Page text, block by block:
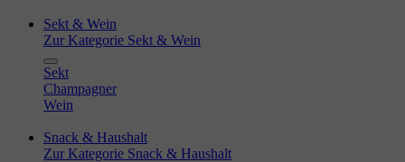
Sekt & Wein
Zur Kategorie Sekt & Wein
Sekt
Champagner
Wein
Snack & Haushalt
Zur Kategorie Snack & Haushalt